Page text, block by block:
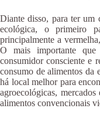
Diante disso, para ter um
ecológica, o primeiro
principalmente a
O mais importante
consumidor consciente e
consumo de alimentos da
há local melhor para
agroecológicas,
alimentos convencionais